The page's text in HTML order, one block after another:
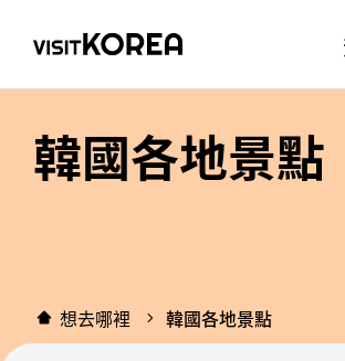
韓國各地景點
想去哪裡 韓國各地景點